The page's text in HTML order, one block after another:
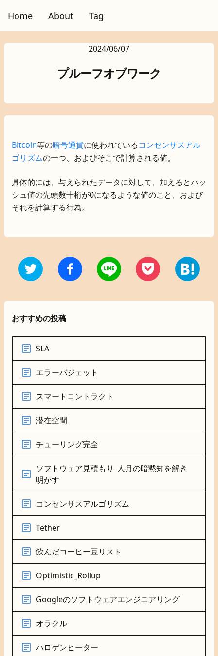
Home About Tag
2024/06/07
プルーフオブワーク
Bitcoin等の暗号通貨に使われているコンセンサスアル
ゴリズムの一つ、およびそこで計算される値。
具体的には、与えられたデータに対して、加えるとハッ
シュ値の先頭数十桁が0になるような値のこと、および
それを計算する行為。
おすすめの投稿
SLA
エラーバジェット
スマートコントラクト
潜在空間
チューリング完全
ソフトウェア見積もり_人月の暗黙知を解き
明かす
コンセンサスアルゴリズム
Tether
飲んだコーヒー豆リスト
Optimistic_Rollup
Googleのソフトウェアエンジニアリング
オラクル
ハロゲンヒーター